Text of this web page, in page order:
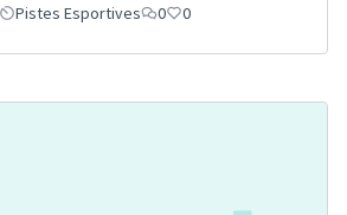
Pistes Esportives 0 0